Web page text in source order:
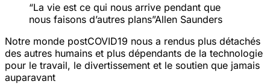
“La vie est ce qui nous arrive pendant que
nous faisons d’autres plans”Allen Saunders
Notre monde postCOVID19 nous a rendus plus détachés
des autres humains et plus dépendants de la technologie
pour le travail, le divertissement et le soutien que jamais
auparavant